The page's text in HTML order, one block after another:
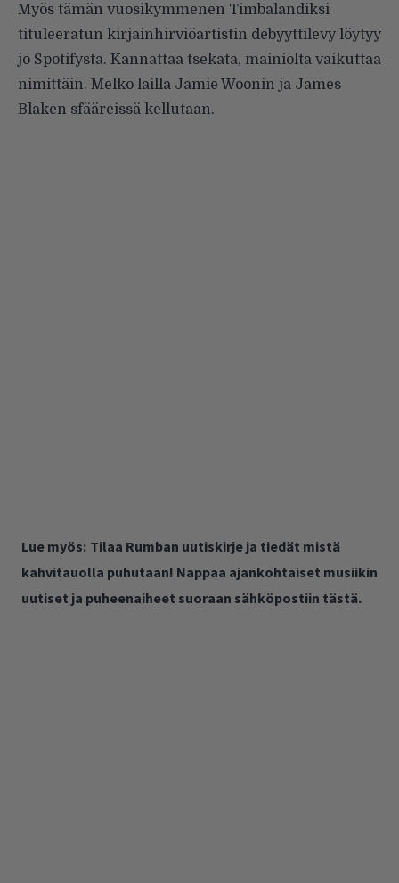
Myös tämän vuosikymmenen Timbalandiksi
tituleeratun kirjainhirviöartistin debyyttilevy löytyy
jo Spotifysta. Kannattaa tsekata, mainiolta vaikuttaa
nimittäin. Melko lailla Jamie Woonin ja James
Blaken sfääreissä kellutaan.
Lue myös: Tilaa Rumban uutiskirje ja tiedät mistä
kahvitauolla puhutaan! Nappaa ajankohtaiset musiikin
uutiset ja puheenaiheet suoraan sähköpostiin tästä.